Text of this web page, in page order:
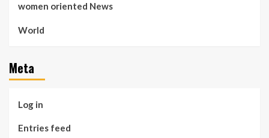
women oriented News
World
Meta
Log in
Entries feed